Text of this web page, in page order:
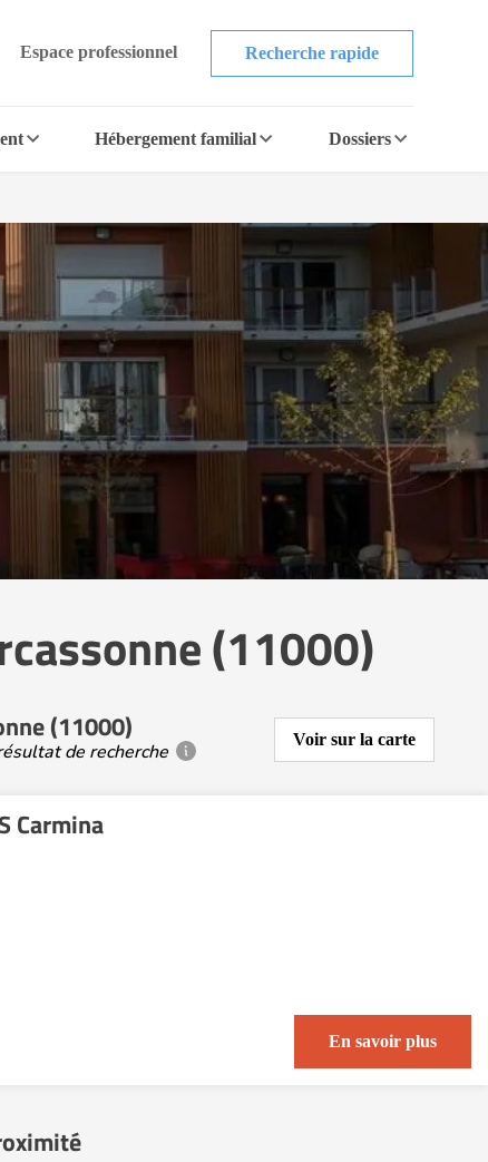
Espace professionnel Recherche rapide
Hébergement familial Dossiers
(11000)
(11000)
de recherche
Voir sur la carte
Carmina
En savoir plus